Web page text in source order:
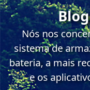
Nós nos
sistema de
bateria, a mais
e os